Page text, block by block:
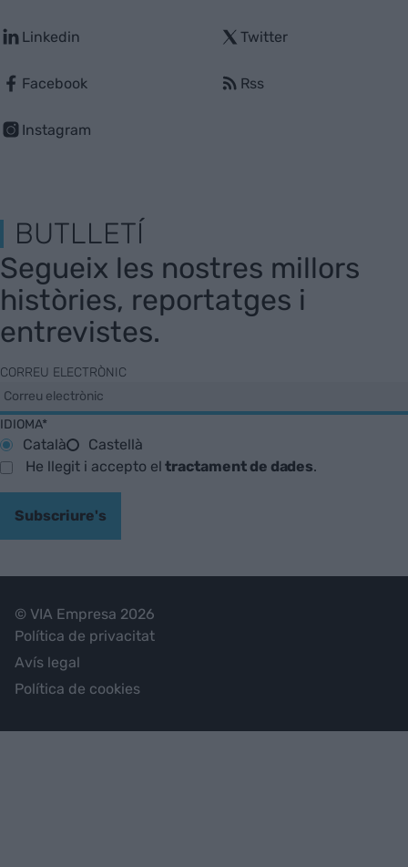
Linkedin
Facebook
Instagram
Twitter
Rss
BUTLLETÍ
Segueix les nostres millors
històries, reportatges i
entrevistes.
CORREU ELECTRÒNIC
IDIOMA*
Català
Castellà
He llegit i accepto eltractament de dades.
Subscriure's
© VIA Empresa 2026
Política de privacitat
Avís legal
Política de cookies